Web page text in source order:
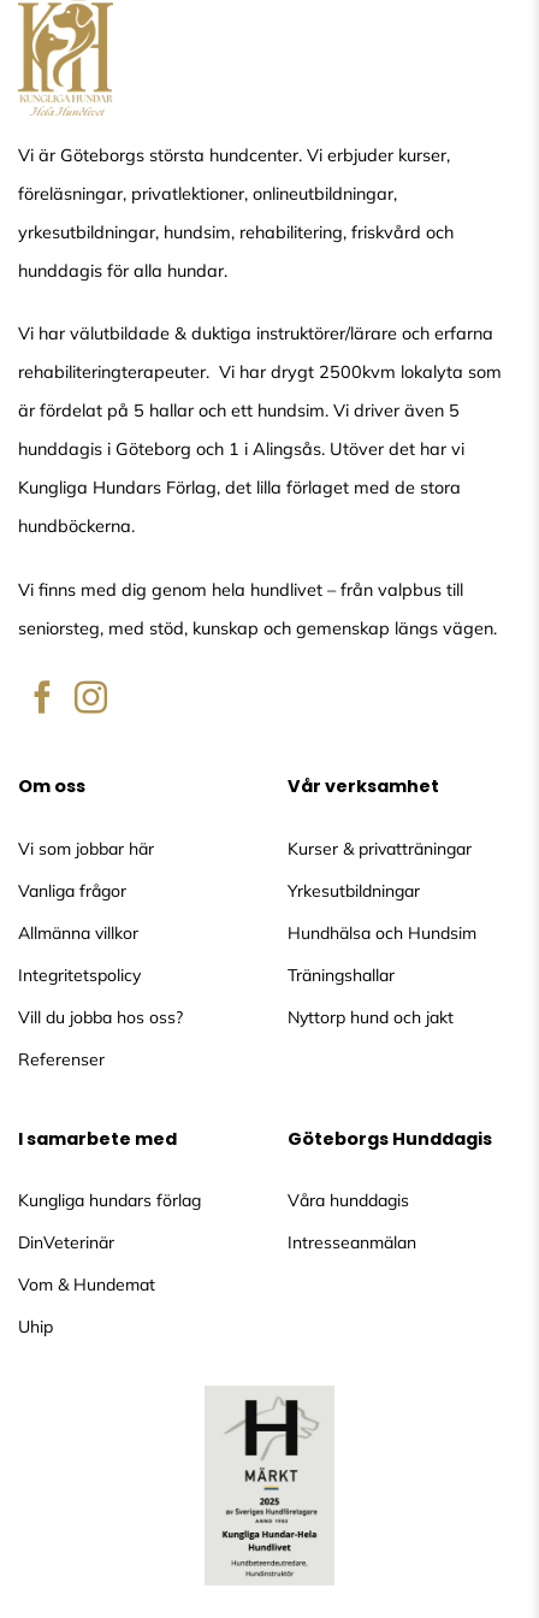
Vi är Göteborgs största hundcenter. Vi erbjuder kurser,
föreläsningar, privatlektioner, onlineutbildningar,
yrkesutbildningar, hundsim, rehabilitering, friskvård och
hunddagis för alla hundar.
Vi har välutbildade & duktiga instruktörer/lärare och erfarna
rehabiliteringterapeuter. Vi har drygt 2500kvm lokalyta som
är fördelat på 5 hallar och ett hundsim. Vi driver även 5
hunddagis i Göteborg och 1 i Alingsås. Utöver det har vi
Kungliga Hundars Förlag, det lilla förlaget med de stora
hundböckerna.
Vi finns med dig genom hela hundlivet – från valpbus till
seniorsteg, med stöd, kunskap och gemenskap längs vägen.
Om oss
Vi som jobbar här
Vanliga frågor
Allmänna villkor
Integritetspolicy
Vill du jobba hos oss?
Referenser
Vår verksamhet
Kurser & privatträningar
Yrkesutbildningar
Hundhälsa och Hundsim
Träningshallar
Nyttorp hund och jakt
I samarbete med
Kungliga hundars förlag
DinVeterinär
Vom & Hundemat
Uhip
Göteborgs Hunddagis
Våra hunddagis
Intresseanmälan